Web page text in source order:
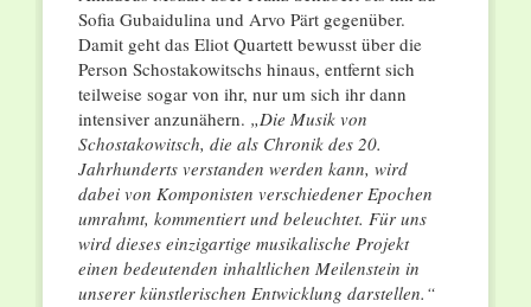
Sofia Gubaidulina und Arvo Pärt gegenüber.
Damit geht das Eliot Quartett bewusst über die
Person Schostakowitschs hinaus, entfernt sich
teilweise sogar von ihr, nur um sich ihr dann
intensiver anzunähern. „Die Musik von
Schostakowitsch, die als Chronik des 20.
Jahrhunderts verstanden werden kann, wird
dabei von Komponisten verschiedener Epochen
umrahmt, kommentiert und beleuchtet. Für uns
wird dieses einzigartige musikalische Projekt
einen bedeutenden inhaltlichen Meilenstein in
unserer künstlerischen Entwicklung darstellen.“